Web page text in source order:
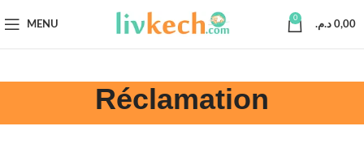
MENU
0
0,00 د.م.
Réclamation